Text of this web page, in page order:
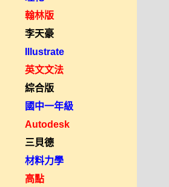
翰林版
李天豪
Illustrate
英文文法
綜合版
國中一年級
Autodesk
三貝德
材料力學
高點